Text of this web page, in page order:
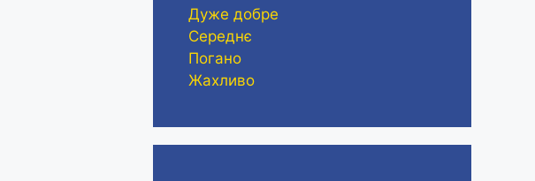
Дуже добре
Середнє
Погано
Жахливо